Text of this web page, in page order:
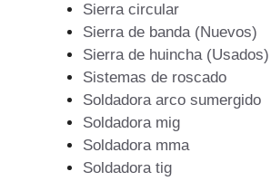
Sierra circular
Sierra de banda (Nuevos)
Sierra de huincha (Usados)
Sistemas de roscado
Soldadora arco sumergido
Soldadora mig
Soldadora mma
Soldadora tig